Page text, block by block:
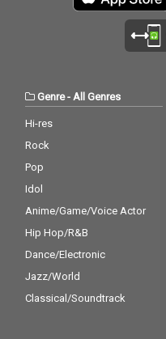
Genre- All Genres
Hi-res
Rock
Pop
Idol
Anime/Game/Voice Actor
Hip Hop/R&B
Dance/Electronic
Jazz/World
Classical/Soundtrack